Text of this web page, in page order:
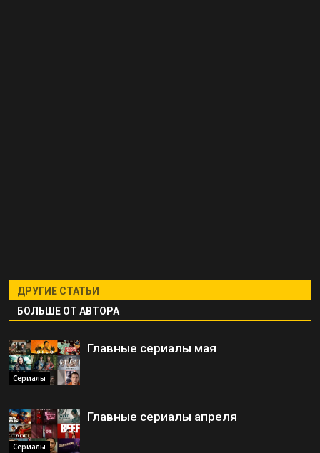
ДРУГИЕ СТАТЬИ
БОЛЬШЕ ОТ АВТОРА
Сериалы
Главные сериалы мая
Сериалы
Главные сериалы апреля